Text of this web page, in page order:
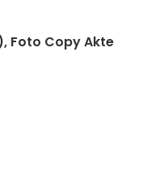
Foto Copy Akte